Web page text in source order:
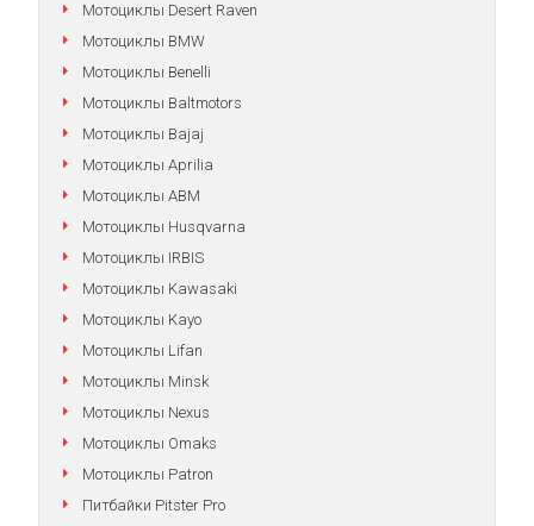
Мотоциклы Desert Raven
Мотоциклы BMW
Мотоциклы Benelli
Мотоциклы Baltmotors
Мотоциклы Bajaj
Мотоциклы Aprilia
Мотоциклы АВМ
Мотоциклы Husqvarna
Мотоциклы IRBIS
Мотоциклы Kawasaki
Мотоциклы Kayo
Мотоциклы Lifan
Мотоциклы Minsk
Мотоциклы Nexus
Мотоциклы Omaks
Мотоциклы Patron
Питбайки Pitster Pro